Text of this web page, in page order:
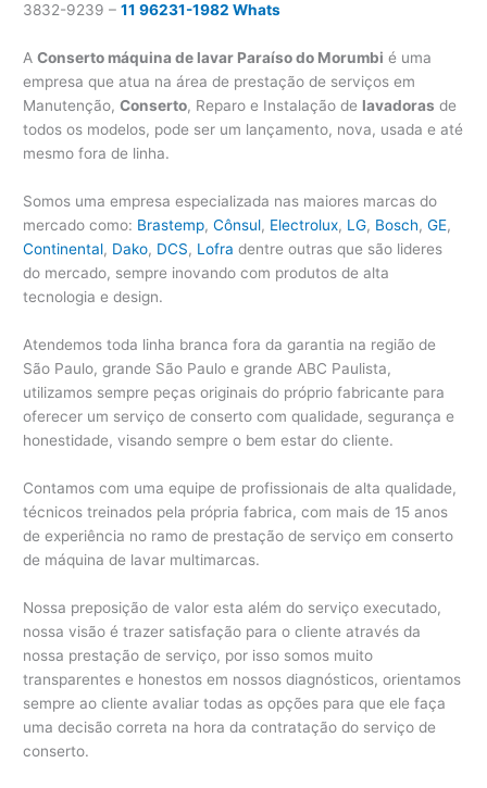
3832-9239 –11 96231-1982 Whats
AConserto máquina de lavar Paraíso do Morumbi é uma
empresa que atua na área de prestação de serviços em
Manutenção,Conserto, Reparo e Instalação de lavadoras de
todos os modelos, pode ser um lançamento, nova, usada e até
mesmo fora de linha.
Somos uma empresa especializada nas maiores marcas do
mercado como: Brastemp,Cônsul, Electrolux, LG, Bosch,GE,
Continental, Dako, DCS, Lofra dentre outras que são lideres
do mercado, sempre inovando com produtos de alta
tecnologia e design.
Atendemos toda linha branca fora da garantia na região de
São Paulo, grande São Paulo e grande ABC Paulista,
utilizamos sempre peças originais do próprio fabricante para
oferecer um serviço de conserto com qualidade, segurança e
honestidade, visando sempre o bem estar do cliente.
Contamos com uma equipe de profissionais de alta qualidade,
técnicos treinados pela própria fabrica, com mais de 15 anos
de experiência no ramo de prestação de serviço em conserto
de máquina de lavar multimarcas.
Nossa preposição de valor esta além do serviço executado,
nossa visão é trazer satisfação para o cliente através da
nossa prestação de serviço, por isso somos muito
transparentes e honestos em nossos diagnósticos, orientamos
sempre ao cliente avaliar todas as opções para que ele faça
uma decisão correta na hora da contratação do serviço de
conserto.